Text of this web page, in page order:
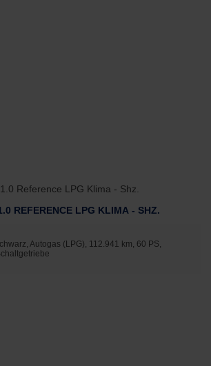
REFERENCE LPG KLIMA - SHZ.
Autogas (LPG), 112.941 km, 60 PS,